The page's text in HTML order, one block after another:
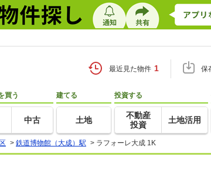
最近見た物件 1 保
買う
中古
建てる
土地
投資する
不動産
投資
土地活用
> 鉄道博物館（大成）駅 > ラフォーレ大成 1K